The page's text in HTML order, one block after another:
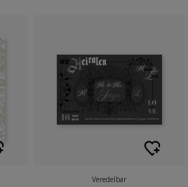
Veredelbar